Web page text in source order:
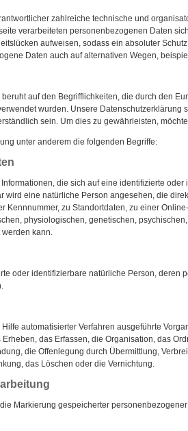
zahlreiche technische und
verarbeiteten personenbezogenen Daten
aufweisen, sodass ein absoluter
Daten auch auf alternativen Wegen,
auf den Begrifflichkeiten, die durch den
wurden. Unsere
sein. Um dies zu gewährleisten,
unter anderem die folgenden Begriffe:
die sich auf eine identifizierte
wird eine natürliche Person angesehen, die
Kennnummer, zu Standortdaten, zu einer
physiologischen, genetischen,
kann.
oder identifizierbare natürliche Person, deren
automatisierter Verfahren ausgeführte
das Erfassen, die Organisation, das
die Offenlegung durch Übermittlung,
das Löschen oder die Vernichtung.
Markierung gespeicherter